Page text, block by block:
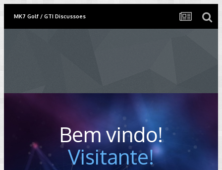
MK7 Golf / GTI Discussoes
Bem vindo!
Visitante!